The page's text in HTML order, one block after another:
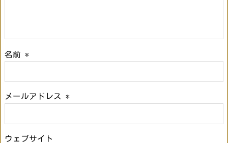
名前 *
メールアドレス *
ウェブサイト